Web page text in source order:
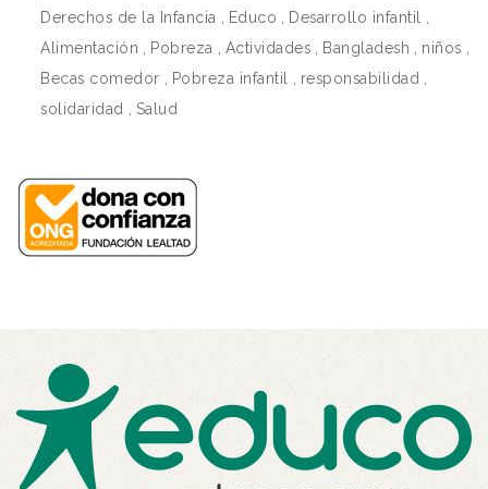
Derechos de la Infancia
Educo Desarrollo infantil
Alimentación
Pobreza Actividades Bangladesh niños
Becas comedor
Pobreza infantil responsabilidad
solidaridad
Salud